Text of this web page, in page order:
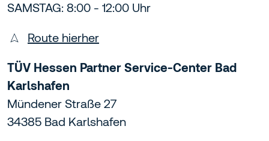
SAMSTAG: 8:00 - 12:00 Uhr
Route hierher
TÜV Hessen Partner Service-Center Bad
Karlshafen
Mündener Straße 27
34385 Bad Karlshafen